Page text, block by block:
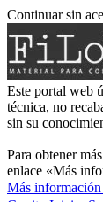
Continuar sin
Este portal web
técnica, no
sin su
Para obtener
enlace «Más
Más información